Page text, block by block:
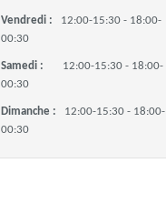
Vendredi :
12:00-15:30 - 18:00-
00:30
Samedi :
12:00-15:30 - 18:00-
00:30
Dimanche :
12:00-15:30 - 18:00-
00:30